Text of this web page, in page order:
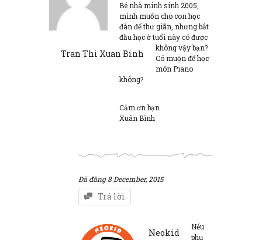
Tran Thi Xuan Binh
Bé nhà minh sinh 2005,
mình muốn cho con học
đàn để thư giãn, nhưng bắt
đầu học ở tuổi này có được
không vậy bạn?
Có muộn để học
môn Piano
không?
Cảm ơn bạn
Xuân Bình
Đã đăng8 December, 2015
Trả lời
Neokid
Nếu
phụ